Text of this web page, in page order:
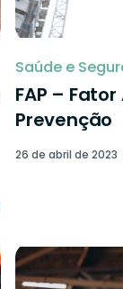
Saúde e
FAP –
Prevenção
26 de abril de 2023